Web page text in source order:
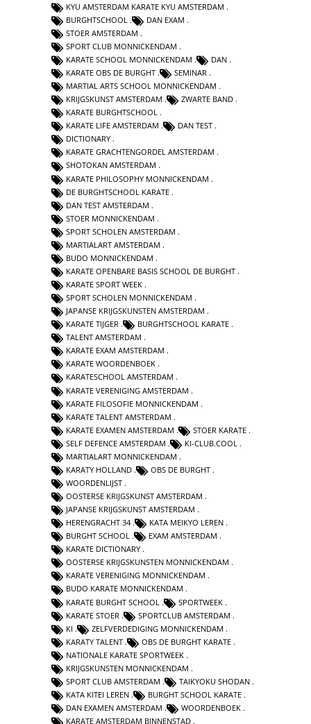
KYU AMSTERDAM KARATE KYU AMSTERDAM
BURGHTSCHOOL
DAN EXAM
STOER AMSTERDAM
SPORT CLUB MONNICKENDAM
KARATE SCHOOL MONNICKENDAM
DAN
KARATE OBS DE BURGHT
SEMINAR
MARTIAL ARTS SCHOOL MONNICKENDAM
KRIJGSKUNST AMSTERDAM
ZWARTE BAND
KARATE BURGHTSCHOOL
KARATE LIFE AMSTERDAM
DAN TEST
DICTIONARY
KARATE GRACHTENGORDEL AMSTERDAM
SHOTOKAN AMSTERDAM
KARATE PHILOSOPHY MONNICKENDAM
DE BURGHTSCHOOL KARATE
DAN TEST AMSTERDAM
STOER MONNICKENDAM
SPORT SCHOLEN AMSTERDAM
MARTIALART AMSTERDAM
BUDO MONNICKENDAM
KARATE OPENBARE BASIS SCHOOL DE BURGHT
KARATE SPORT WEEK
SPORT SCHOLEN MONNICKENDAM
JAPANSE KRIJGSKUNSTEN AMSTERDAM
KARATE TIJGER
BURGHTSCHOOL KARATE
TALENT AMSTERDAM
KARATE EXAM AMSTERDAM
KARATE WOORDENBOEK
KARATESCHOOL AMSTERDAM
KARATE VERENIGING AMSTERDAM
KARATE FILOSOFIE MONNICKENDAM
KARATE TALENT AMSTERDAM
KARATE EXAMEN AMSTERDAM
STOER KARATE
SELF DEFENCE AMSTERDAM
KI-CLUB.COOL
MARTIALART MONNICKENDAM
KARATY HOLLAND
OBS DE BURGHT
WOORDENLIJST
OOSTERSE KRIJGSKUNST AMSTERDAM
JAPANSE KRIJGSKUNST AMSTERDAM
HERENGRACHT 34
KATA MEIKYO LEREN
BURGHT SCHOOL
EXAM AMSTERDAM
KARATE DICTIONARY
OOSTERSE KRIJGSKUNSTEN MONNICKENDAM
KARATE VERENIGING MONNICKENDAM
BUDO KARATE MONNICKENDAM
KARATE BURGHT SCHOOL
SPORTWEEK
KARATE STOER
SPORTCLUB AMSTERDAM
KI
ZELFVERDEDIGING MONNICKENDAM
KARATY TALENT
OBS DE BURGHT KARATE
NATIONALE KARATE SPORTWEEK
KRIJGSKUNSTEN MONNICKENDAM
SPORT CLUB AMSTERDAM
TAIKYOKU SHODAN
KATA KITEI LEREN
BURGHT SCHOOL KARATE
DAN EXAMEN AMSTERDAM
WOORDENBOEK
KARATE AMSTERDAM BINNENSTAD